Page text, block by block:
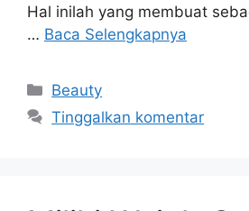
Hal inilah yang membuat
… Baca Selengkapnya
Kategori
Beauty
Tinggalkan komentar